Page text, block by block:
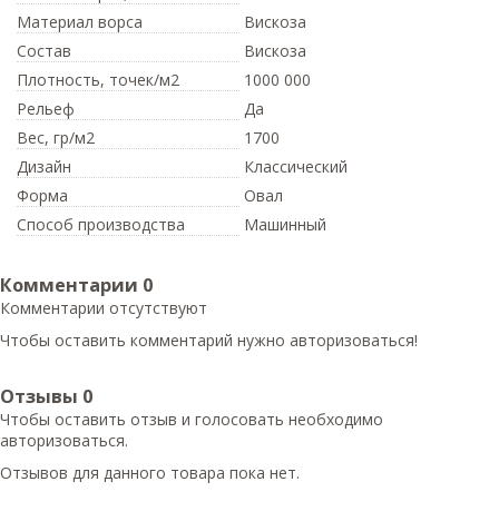
Материал ворса
Вискоза
Состав
Вискоза
Плотность, точек/м2
1000 000
Рельеф
Да
Вес, гр/м2
1700
Дизайн
Классический
Форма
Овал
Способ производства
Машинный
Комментарии 0
Комментарии отсутствуют
Чтобы оставить комментарий нужно авторизоваться!
Отзывы 0
Чтобы оcтавить отзыв и голосовать необходимо
авторизоваться.
Отзывов для данного товара пока нет.